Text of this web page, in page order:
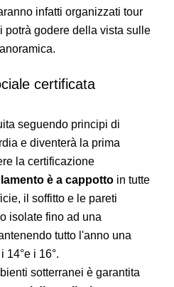
infatti organizzati tour
potrà godere della vista sulle
certificata
seguendo principi di
e diventerà la prima
la certificazione
è a cappotto in tutte
il soffitto e le pareti
isolate fino ad una
tutto l'anno una
14°e i 16°.
sotterranei è garantita